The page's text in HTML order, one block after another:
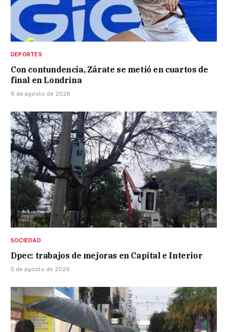
DEPORTES
Con contundencia, Zárate se metió en cuartos de
final en Londrina
6 de agosto de 2026
SOCIEDAD
Dpec: trabajos de mejoras en Capital e Interior
5 de agosto de 2026